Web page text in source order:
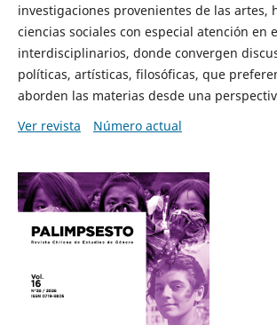
investigaciones provenientes de las artes,
ciencias sociales con especial atención en
interdisciplinarios, donde convergen
políticas, artísticas, filosóficas, que
aborden las materias desde una
Ver revista
Número actual